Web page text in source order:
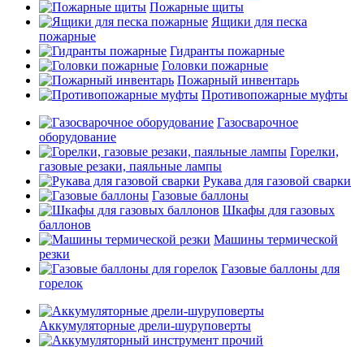
Пожарные щиты
Ящики для песка
пожарные
Гидранты пожарные
Головки пожарные
Пожарный инвентарь
Противопожарные муфты
Газосварочное
оборудование
Горелки,
газовые резаки, паяльные лампы
Рукава для газовой сварки
Газовые баллоны
Шкафы для газовых
баллонов
Машины термической
резки
Газовые баллоны для
горелок
Аккумуляторные дрели-шуруповерты